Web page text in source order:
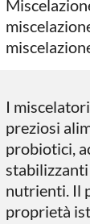
I
preziosi
probiotici,
nutrienti. Il
proprietà